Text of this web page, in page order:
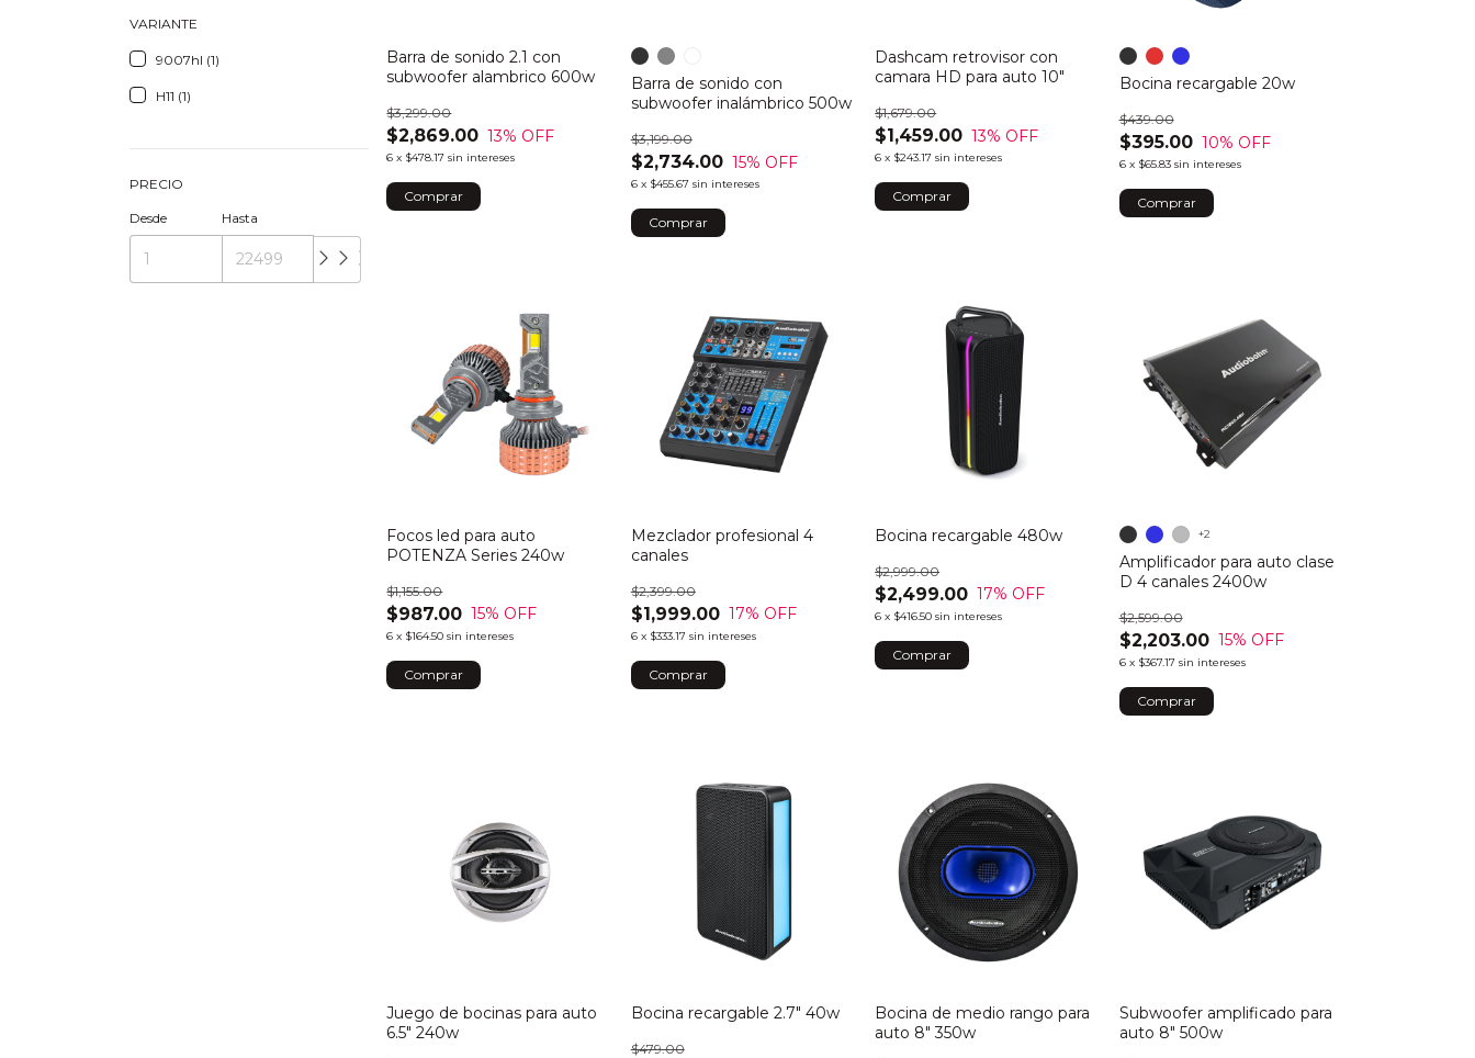
VARIANTE
9007hl (1)
H11 (1)
PRECIO
Desde Hasta
Barra de sonido 2.1 con
subwoofer alambrico 600w
$2,869.00
$3,299.00
13% OFF
6 x $478.17 sin intereses
Barra de sonido con
subwoofer inalámbrico 500w
$2,734.00
$3,199.00
15% OFF
6 x $455.67 sin intereses
Comprar
Dashcam retrovisor con
camara HD para auto 10"
$1,459.00
$1,679.00
13% OFF
6 x $243.17 sin intereses
Bocina recargable 20w
$395.00
$439.00
10% OFF
6 x $65.83 sin intereses
Comprar
Focos led para auto
POTENZA Series 240w
$987.00
$1,155.00
15% OFF
6 x $164.50 sin intereses
Comprar
Mezclador profesional 4
canales
$1,999.00
$2,399.00
17% OFF
6 x $333.17 sin intereses
Bocina recargable 480w
$2,499.00
$2,999.00
17% OFF
6 x $416.50 sin intereses
Amplificador para auto clase
D 4 canales 2400w
$2,203.00
$2,599.00
15% OFF
6 x $367.17 sin intereses
+2
Comprar
Juego de bocinas para auto
6.5" 240w
Bocina recargable 2.7" 40w
$479.00
Bocina de medio rango para
auto 8" 350w
Subwoofer amplificado para
auto 8" 500w